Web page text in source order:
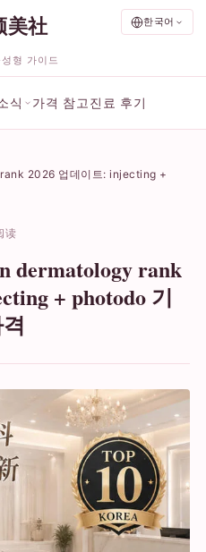
한국어
美社
형 가이드
식 가격 참고 진료 후기
2026 업데이트: injecting +
读
dermatology rank
+ photodo 기